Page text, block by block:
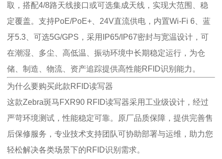
取，搭配4/8路天线接口或可选集成天线，实现大范围、稳
定覆盖。支持PoE/PoE+、24V直流供电，内置Wi-Fi 6、蓝
牙5.3、可选5G/GPS，采用IP65/IP67密封与宽温设计，可
在潮湿、多尘、高低温、振动环境中长期稳定运行，为仓
储、制造、物流、资产追踪提供高性能RFID识别能力。
为什么要购买此款RFID读写器
这款Zebra斑马FXR90 RFID读写器采用工业级设计，经过
严苛环境测试，性能稳定可靠。原厂品质保障，提供完善售
后保修服务，专业技术支持团队可协助部署与运维，助力您
轻松解决各类场景下的RFID识别需求。